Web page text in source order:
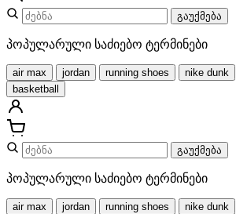
გაუქმება
პოპულარული საძიებო ტერმინები
air max jordan running shoes nike dunk
basketball
გაუქმება
პოპულარული საძიებო ტერმინები
air max jordan running shoes nike dunk